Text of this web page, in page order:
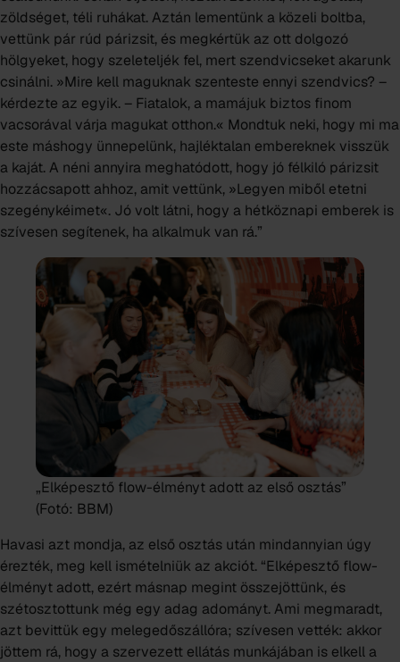
zöldséget, téli ruhákat. Aztán lementünk a közeli boltba,
vettünk pár rúd párizsit, és megkértük az ott dolgozó
hölgyeket, hogy szeleteljék fel, mert szendvicseket akarunk
csinálni. »Mire kell maguknak szenteste ennyi szendvics? –
kérdezte az egyik. – Fiatalok, a mamájuk biztos finom
vacsorával várja magukat otthon.« Mondtuk neki, hogy mi ma
este máshogy ünnepelünk, hajléktalan embereknek visszük
a kaját. A néni annyira meghatódott, hogy jó félkiló párizsit
hozzácsapott ahhoz, amit vettünk, »Legyen miből etetni
szegénykéimet«. Jó volt látni, hogy a hétköznapi emberek is
szívesen segítenek, ha alkalmuk van rá.”
„Elképesztő flow-élményt adott az első osztás”
(Fotó: BBM)
Havasi azt mondja, az első osztás után mindannyian úgy
érezték, meg kell ismételniük az akciót. “Elképesztő flow-
élményt adott, ezért másnap megint összejöttünk, és
szétosztottunk még egy adag adományt. Ami megmaradt,
azt bevittük egy melegedőszállóra; szívesen vették: akkor
jöttem rá, hogy a szervezett ellátás munkájában is elkell a